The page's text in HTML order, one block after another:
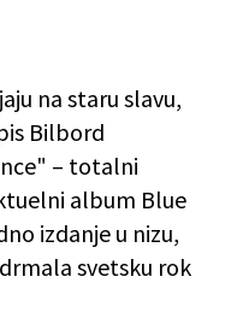
na staru slavu,
Bilbord
– totalni
album Blue
izdanje u nizu,
svetsku rok